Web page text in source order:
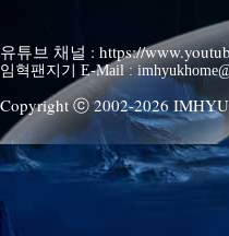
유튜브 채널 : https://
임혁팬지기 E-Mail :
Copyright ⓒ 2002-2026